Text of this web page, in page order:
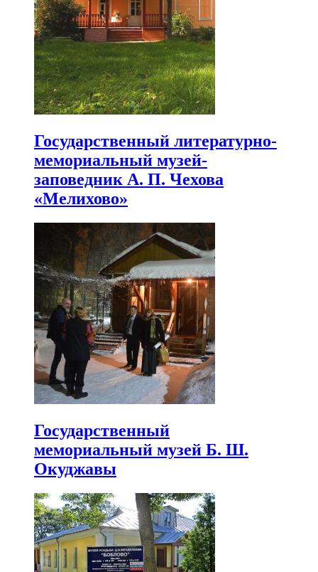
Государственный литературно-
мемориальный музей-
заповедник А. П. Чехова
«Мелихово»
Государственный
мемориальный музей Б. Ш.
Окуджавы